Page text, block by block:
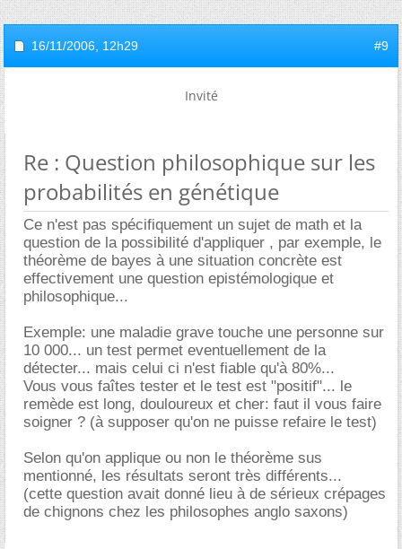
16/11/2006, 12h29 #9
Invité
Re : Question philosophique sur les
probabilités en génétique
Ce n'est pas spécifiquement un sujet de math et la
question de la possibilité d'appliquer , par exemple, le
théorème de bayes à une situation concrète est
effectivement une question epistémologique et
philosophique...
Exemple: une maladie grave touche une personne sur
10 000... un test permet eventuellement de la
détecter... mais celui ci n'est fiable qu'à 80%...
Vous vous faîtes tester et le test est "positif"... le
remède est long, douloureux et cher: faut il vous faire
soigner ? (à supposer qu'on ne puisse refaire le test)
Selon qu'on applique ou non le théorème sus
mentionné, les résultats seront très différents...
(cette question avait donné lieu à de sérieux crépages
de chignons chez les philosophes anglo saxons)